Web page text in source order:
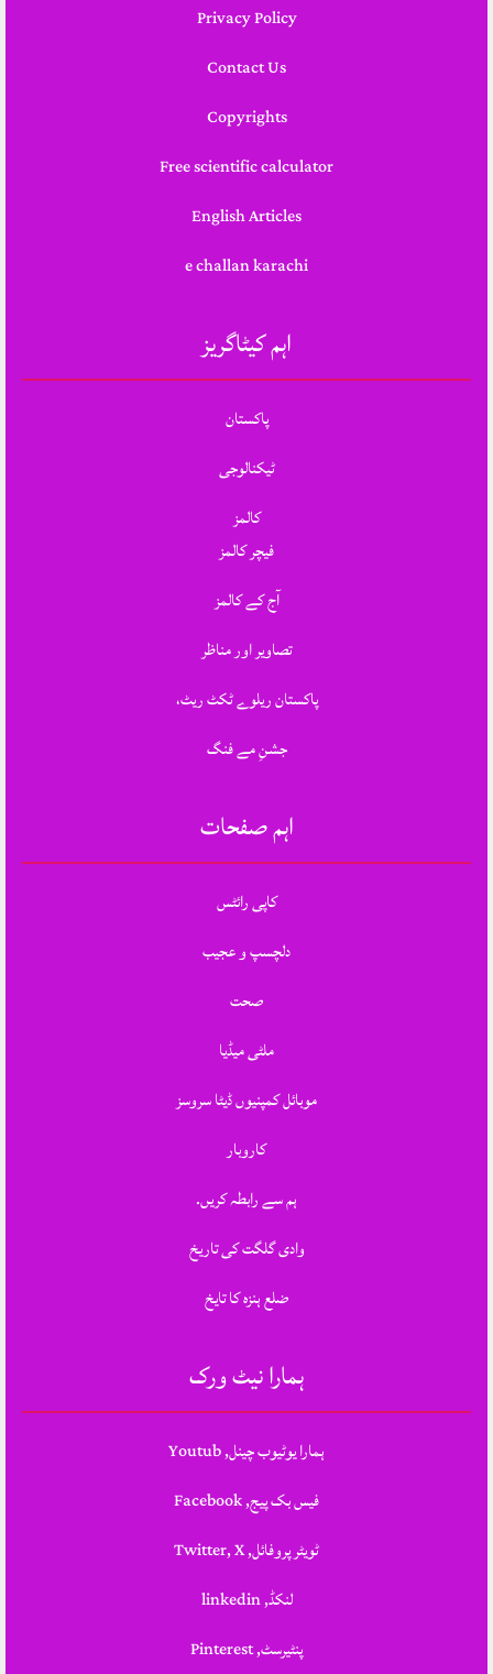
Privacy Policy
Contact Us
Copyrights
Free scientific calculator
English Articles
e challan karachi
اہم کیٹاگریز
پاکستان
ٹیکنالوجی
کالمز
فیچر کالمز
آج کے کالمز
تصاویر اور مناظر
پاکستان ریلوے ٹکٹ ریٹ،
جشنِ مے فنگ
اہم صفحات
کاپی رائٹس
دلچسپ و عجیب
صحت
ملٹی میڈیا
موبائل کمپنیوں ڈیٹا سروسز
کاروبار
ہم سے رابطہ کریں.
وادی گلگت کی تاریخ
ضلع ہنزہ کا تایخ
ہمارا نیٹ ورک
ہمارا یوٹیوب چینل, Youtub
فیس بک پیج, Facebook
ٹویٹر پروفائل, Twitter, X
لنکڈ, linkedin
پنٹیرسٹ, Pinterest